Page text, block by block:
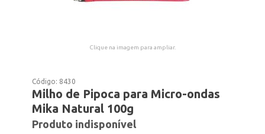
Clique na imagem para ampliar.
Código: 8430
Milho de Pipoca para Micro-ondas
Mika Natural 100g
Produto indisponível